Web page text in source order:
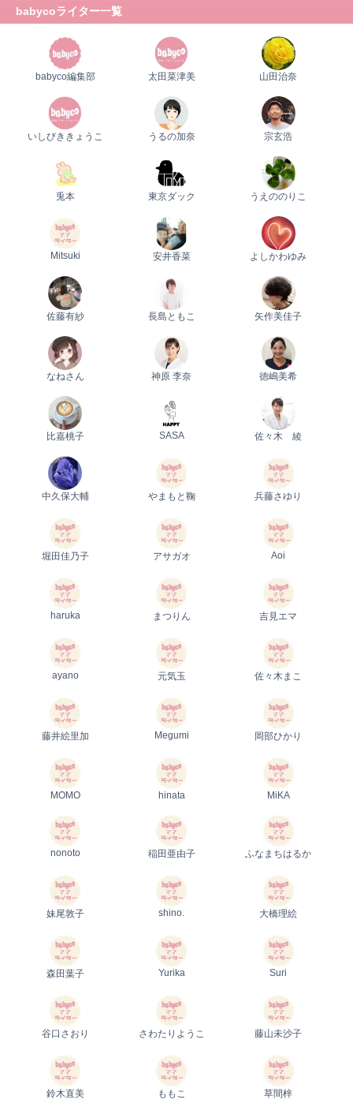
babycoライター一覧
babyco編集部 太田菜津美 山田治奈
いしびききょうこ うるの加奈 宗玄浩
兎本 東京ダック うえののりこ
Mitsuki 安井香菜 よしかわゆみ
佐藤有紗 長島ともこ 矢作美佳子
なねさん 神原 李奈 徳嶋美希
比嘉桃子 SASA 佐々木 綾
中久保大輔 やまもと鞠 兵藤さゆり
堀田佳乃子 アサガオ Aoi
haruka まつりん 吉見エマ
ayano 元気玉 佐々木まこ
藤井絵里加 Megumi 岡部ひかり
MOMO hinata MiKA
nonoto 稲田亜由子 ふなまちはるか
妹尾敦子 shino. 大橋理絵
森田葉子 Yurika Suri
谷口さおり さわたりようこ 藤山未沙子
鈴木直美 ももこ 草間梓